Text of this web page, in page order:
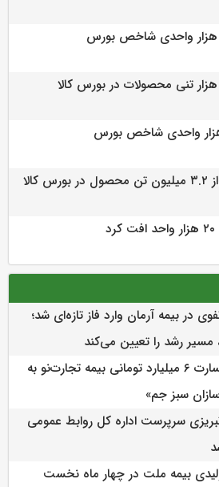
در بیمه آرمان وارد فاز تازه‌ای شد؛
رشد را تعیین می‌کند
پرداخت خسارت ۶ میلیارد تومانی بیمه تجارت‌نو به
سبز جم»
سرپرست اداره كل روابط عمومی
بیمه ملت در چهار ماه نخست